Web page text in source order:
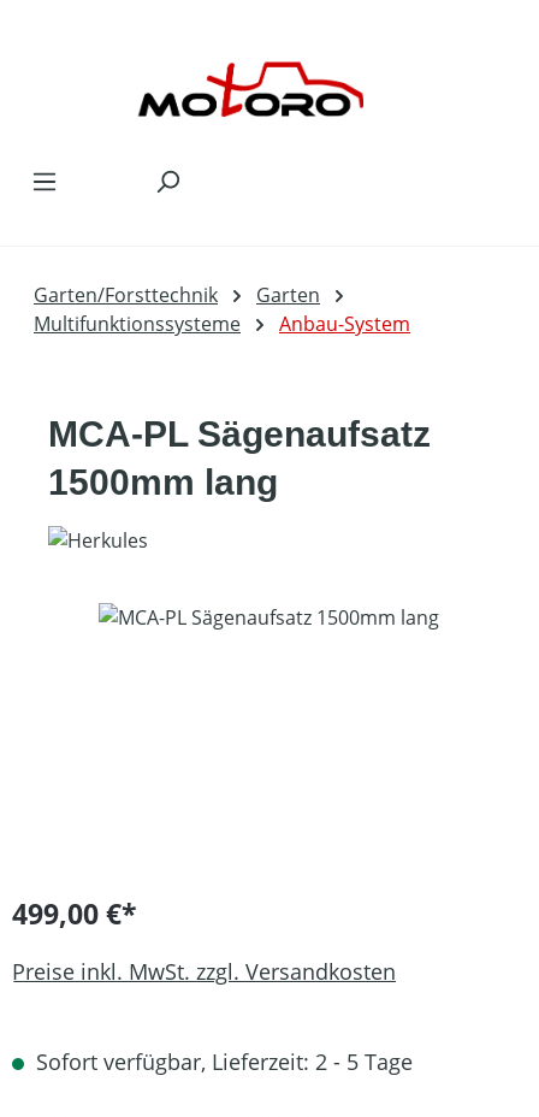
Garten/Forsttechnik
Garten
Multifunktionssysteme
Anbau-System
MCA-PL Sägenaufsatz
1500mm lang
Bildergalerie überspringen
499,00 €*
Preise inkl. MwSt. zzgl. Versandkosten
Sofort verfügbar, Lieferzeit: 2 - 5 Tage